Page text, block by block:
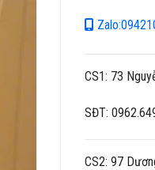
CS1: 73
SĐT:
CS2: 97